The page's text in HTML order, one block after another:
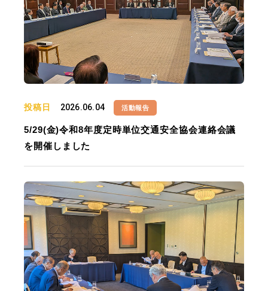
投稿日 2026.06.04 活動報告
5/29(金)令和8年度定時単位交通安全協会連絡会議
を開催しました